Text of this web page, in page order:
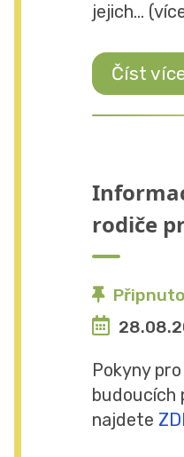
jejich...
Číst
rodiče
Připnuto
Pokyny
budoucích
najdete